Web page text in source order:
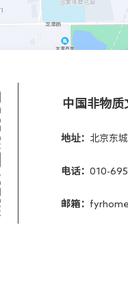
中国非物质
地址： 北京东
电话： 010-
邮箱：